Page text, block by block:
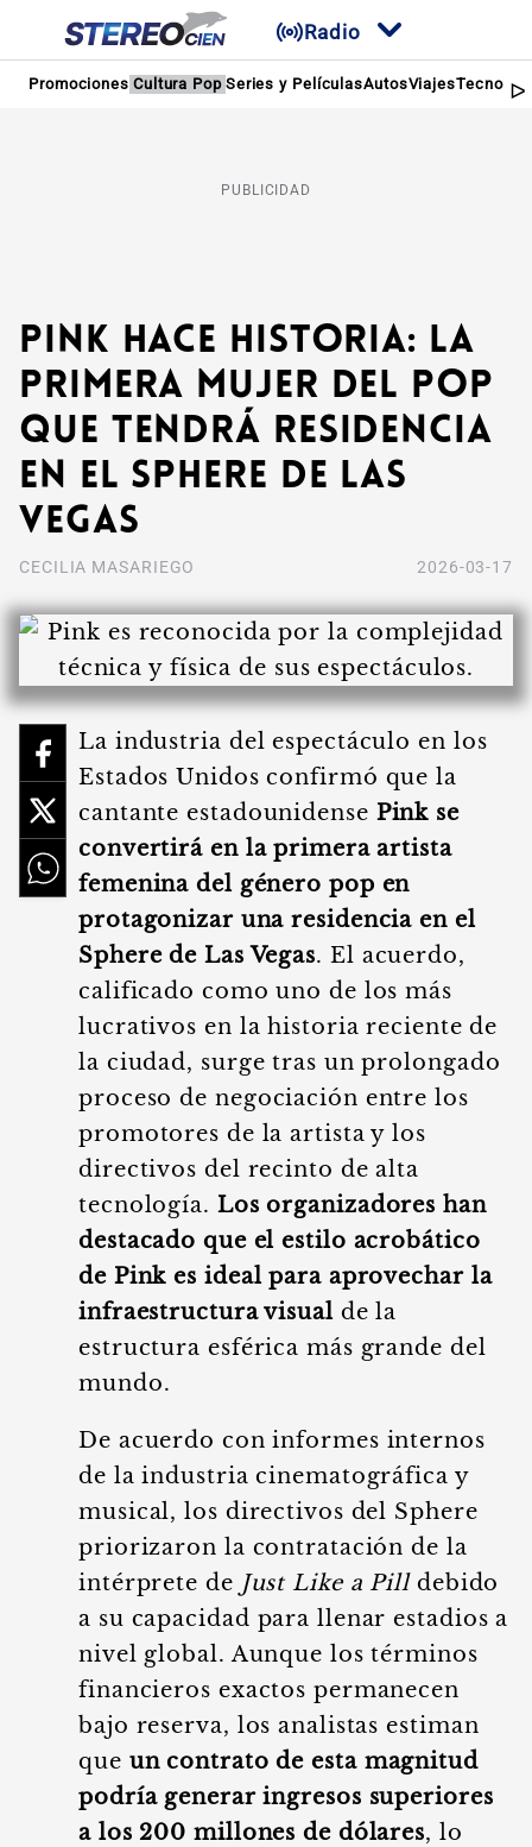
Radio
Promociones Cultura Pop Series y PelículasAutosViajes
PUBLICIDAD
Pink hace historia: La
primera mujer del pop
que tendrá residencia
en el Sphere de Las
Vegas
CECILIA MASARIEGO 2026-03-17
La industria del espectáculo en los
Estados Unidos confirmó que la
cantante estadounidense Pink se
convertirá en la primera artista
femenina del género pop en
protagonizar una residencia en el
Sphere de Las Vegas. El acuerdo,
calificado como uno de los más
lucrativos en la historia reciente de
la ciudad, surge tras un prolongado
proceso de negociación entre los
promotores de la artista y los
directivos del recinto de alta
tecnología. Los organizadores han
destacado que el estilo acrobático
de Pink es ideal para aprovechar la
infraestructura visualde la
estructura esférica más grande del
mundo.
De acuerdo con informes internos
de la industria cinematográfica y
musical, los directivos del Sphere
priorizaron la contratación de la
intérprete de Just Like a Pilldebido
a su capacidad para llenar estadios a
nivel global. Aunque los términos
financieros exactos permanecen
bajo reserva, los analistas estiman
que un contrato de esta magnitud
podría generar ingresos superiores
a los 200 millones de dólares, lo